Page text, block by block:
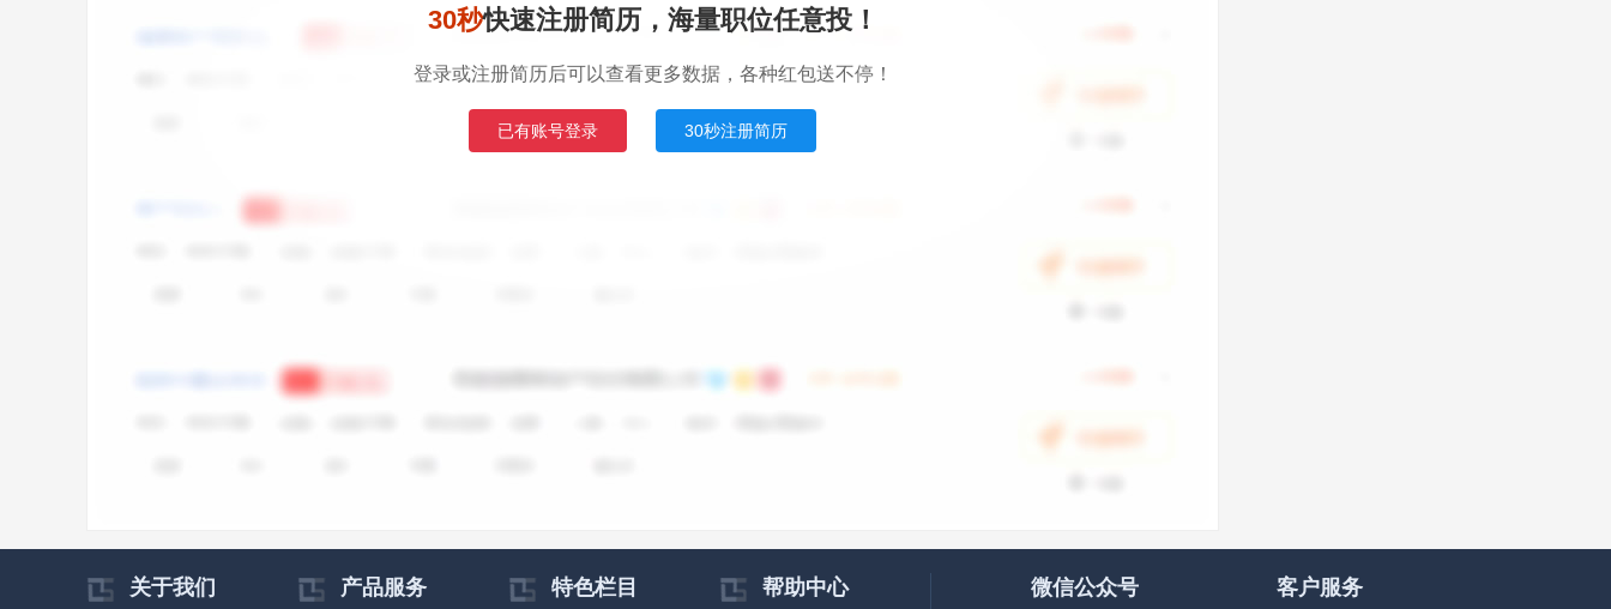
30秒快速注册简历，海量职位任意投！
登录或注册简历后可以查看更多数据，各种红包送不停！
已有账号登录 30秒注册简历
关于我们 产品服务 特色栏目 帮助中心 微信公众号 客户服务